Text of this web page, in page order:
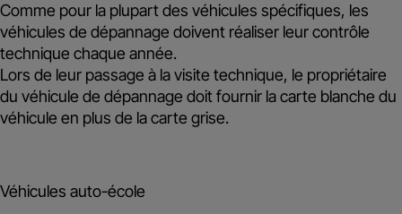
Comme pour la plupart des véhicules spécifiques, les
véhicules de dépannage doivent réaliser leur contrôle
technique chaque année.
Lors de leur passage à la visite technique, le propriétaire
du véhicule de dépannage doit fournir lacarte blanche du
véhicule en plus de la carte grise.
Véhicules auto-école